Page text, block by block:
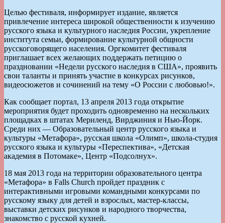
Целью фестиваля, информирует издание, является
привлечение интереса широкой общественности к изучению
русского языка и культурного наследия России, укрепление
института семьи, формирование культурной общности
русскоговорящего населения. Оргкомитет фестиваля
приглашает всех желающих поддержать петицию о
праздновании «Недели русского наследия в США», проявить
свои таланты и принять участие в конкурсах рисунков,
видеосюжетов и сочинений на тему «О России с любовью!».
Как сообщает портал, 13 апреля 2013 года открытие
мероприятия будет проходить одновременно на нескольких
площадках в штатах Мериленд, Вирджиния и Нью-Йорк.
Среди них — Образовательный центр русского языка и
культуры «Метафора», русская школа «Олимп», школа-студия
русского языка и культуры «Переспектива», «Детская
академия в Потомаке», Центр «Подсолнух».
18 мая 2013 года на территории образовательного центра
«Метафора» в Falls Church пройдет праздник с
интерактивными игровыми командными конкурсами по
русскому языку для детей и взрослых, мастер-классы,
выставки детских рисунков и народного творчества,
знакомство с русской кухней.